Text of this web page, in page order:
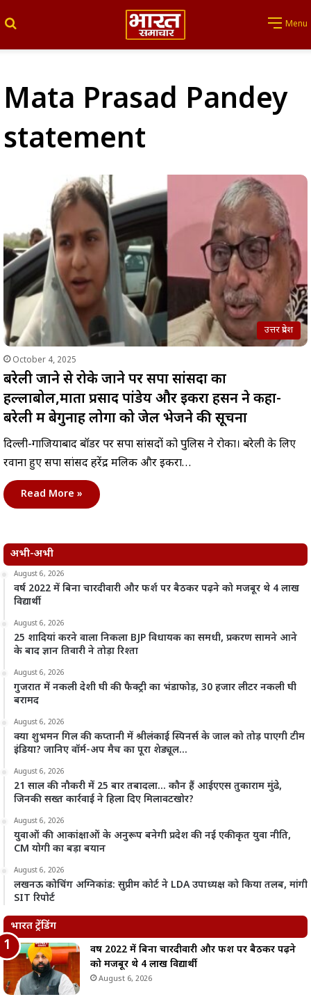
Menu
Mata Prasad Pandey
statement
उत्तर प्रदेश
October 4, 2025
बरेली जाने से रोके जाने पर सपा सांसदों का
हल्लाबोल,माता प्रसाद पांडेय और इकरा हसन ने कहा-
बरेली में बेगुनाह लोगों को जेल भेजने की सूचना
दिल्ली-गाजियाबाद बॉर्डर पर सपा सांसदों को पुलिस ने रोका। बरेली के लिए
रवाना हुए सपा सांसद हरेंद्र मलिक और इकरा…
Read More »
अभी-अभी
August 6, 2026
वर्ष 2022 में बिना चारदीवारी और फर्श पर बैठकर पढ़ने को मजबूर थे 4 लाख
विद्यार्थी
August 6, 2026
25 शादियां करने वाला निकला BJP विधायक का समधी, प्रकरण सामने आने
के बाद ज्ञान तिवारी ने तोड़ा रिश्ता
August 6, 2026
गुजरात में नकली देशी घी की फैक्ट्री का भंडाफोड़, 30 हजार लीटर नकली घी
बरामद
August 6, 2026
क्या शुभमन गिल की कप्तानी में श्रीलंकाई स्पिनर्स के जाल को तोड़ पाएगी टीम
इंडिया? जानिए वॉर्म-अप मैच का पूरा शेड्यूल…
August 6, 2026
21 साल की नौकरी में 25 बार तबादला… कौन हैं आईएएस तुकाराम मुंढे,
जिनकी सख्त कार्रवाई ने हिला दिए मिलावटखोर?
August 6, 2026
युवाओं की आकांक्षाओं के अनुरूप बनेगी प्रदेश की नई एकीकृत युवा नीति,
CM योगी का बड़ा बयान
August 6, 2026
लखनऊ कोचिंग अग्निकांड: सुप्रीम कोर्ट ने LDA उपाध्यक्ष को किया तलब, मांगी
SIT रिपोर्ट
भारत ट्रेंडिंग
वर्ष 2022 में बिना चारदीवारी और फर्श पर बैठकर पढ़ने
को मजबूर थे 4 लाख विद्यार्थी
August 6, 2026